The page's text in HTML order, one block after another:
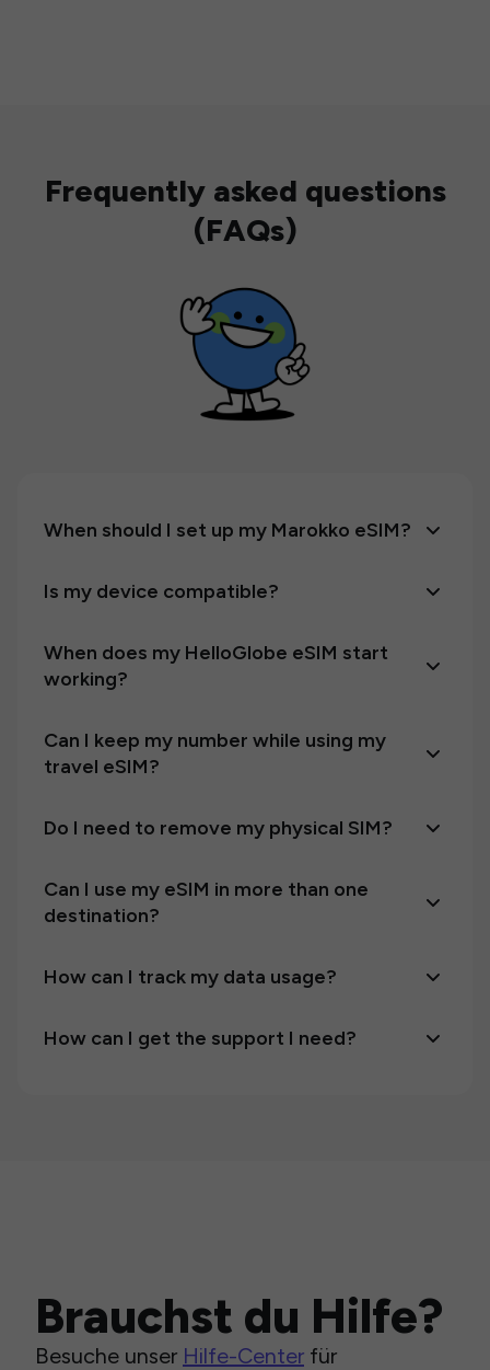
Frequently asked questions
(FAQs)
When should I set up my Marokko eSIM?
Is my device compatible?
When does my HelloGlobe eSIM start
working?
Can I keep my number while using my
travel eSIM?
Do I need to remove my physical SIM?
Can I use my eSIM in more than one
destination?
How can I track my data usage?
How can I get the support I need?
Brauchst du Hilfe?
Besuche unser Hilfe-Center für